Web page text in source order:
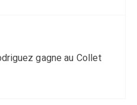
gagne au Collet